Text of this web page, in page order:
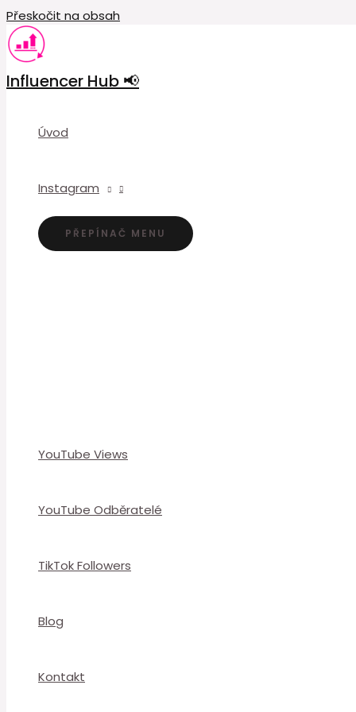
Přeskočit na obsah
Influencer Hub 📢
Úvod
Instagram
PŘEPÍNAČ MENU
YouTube Views
YouTube Odběratelé
TikTok Followers
Blog
Kontakt